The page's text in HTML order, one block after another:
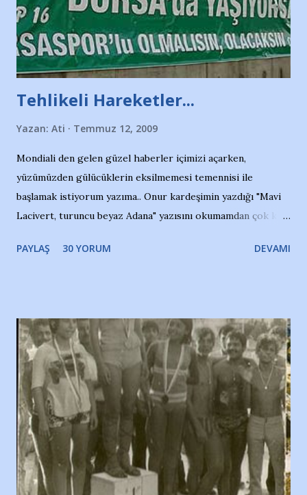
Tehlikeli Hareketler...
Yazan: Ati Temmuz 12, 2009
Mondiali den gelen güzel haberler içimizi açarken,
yüzümüzden gülücüklerin eksilmemesi temennisi ile
başlamak istiyorum yazıma.. Onur kardeşimin yazdığı "Mavi
Lacivert, turuncu beyaz Adana" yazısını okumamdan çok kısa
irkildim.. "Bursasporlu taraftarlar, İstanbul takımlarının
ve ürünlerini Bursa şehrinde görmek istemediklerini bir
protesto eylemiyle açıkladıklarını bildiriyordu.. Bu grup
adına açıklama yapan şahsı muhterem(!) ''Açık ve net olarak
söylüyoruz. Bu son uyarımızdır. Bunun yanısıra, bu takımlara
ait tanıtıcı ilanların asılmasına izin veren Bursa Büyükşehir
Belediyesi ile mağazaların bulunduğu alışveriş merkezlerini
de kınıyoruz'' diye de eklemiş .. Blogumuzda okuduğum bu
yazının hemen ardından bu habe...
PAYLAŞ 30 YORUM DEVAMI